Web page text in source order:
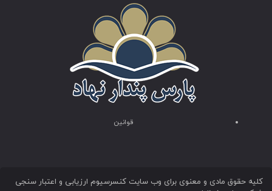
قوانین
کلیه حقوق مادی و معنوی برای وب سایت کنسرسیوم ارزیابی و اعتبار سنجی